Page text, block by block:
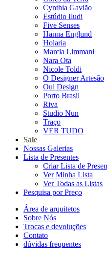
Cynthia Gavião
Estúdio Iludi
Five Senses
Hanna Englund
Holaria
Marcia Limmani
Nara Ota
Nicole Toldi
O Designer Artesão
Oui Design
Porto Brasil
Riva
Studio Nun
Traço
VER TUDO
Sale
Nossas Galerias
Lista de Presentes
Criar Lista de
Ver Minha Lista
Ver Todas as Listas
Pesquisa por Preço
Área de arquitetos
Sobre Nós
Trocas e devoluções
Contato
dúvidas frequentes